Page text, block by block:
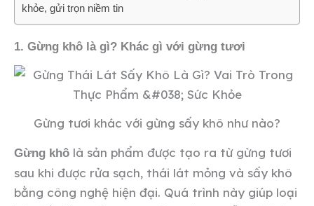
khỏe, gửi trọn niềm tin
1. Gừng khô là gì? Khác gì với gừng tươi
Gừng tươi khác với gừng sấy khô như nào?
Gừng khô là sản phẩm được tạo ra từ gừng tươi
sau khi được rửa sạch, thái lát mỏng và sấy khô
bằng công nghệ hiện đại. Quá trình này giúp loại